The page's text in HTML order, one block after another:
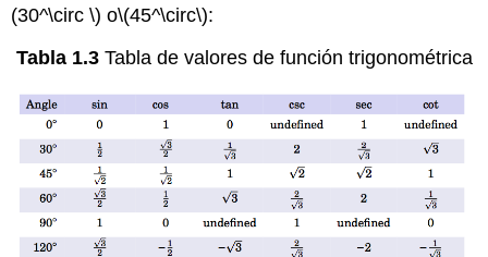
(30^\circ \) o\(45^\circ\):
Tabla 1.3Tabla de valores de función trigonométrica